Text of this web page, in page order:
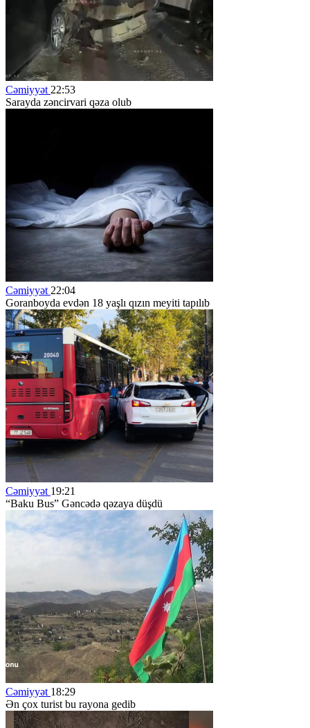
Cəmiyyət 22:53
Sarayda zəncirvari qəza olub
Cəmiyyət 22:04
Goranboyda evdən 18 yaşlı qızın meyiti tapılıb
Cəmiyyət 19:21
“Baku Bus” Gəncədə qəzaya düşdü
Cəmiyyət 18:29
Ən çox turist bu rayona gedib